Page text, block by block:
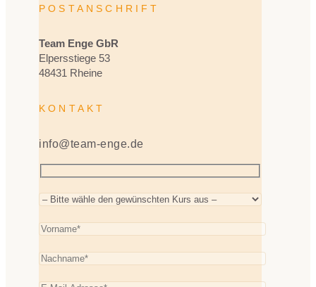
POSTANSCHRIFT
Team Enge GbR
Elpersstiege 53
48431 Rheine
KONTAKT
info@team-enge.de